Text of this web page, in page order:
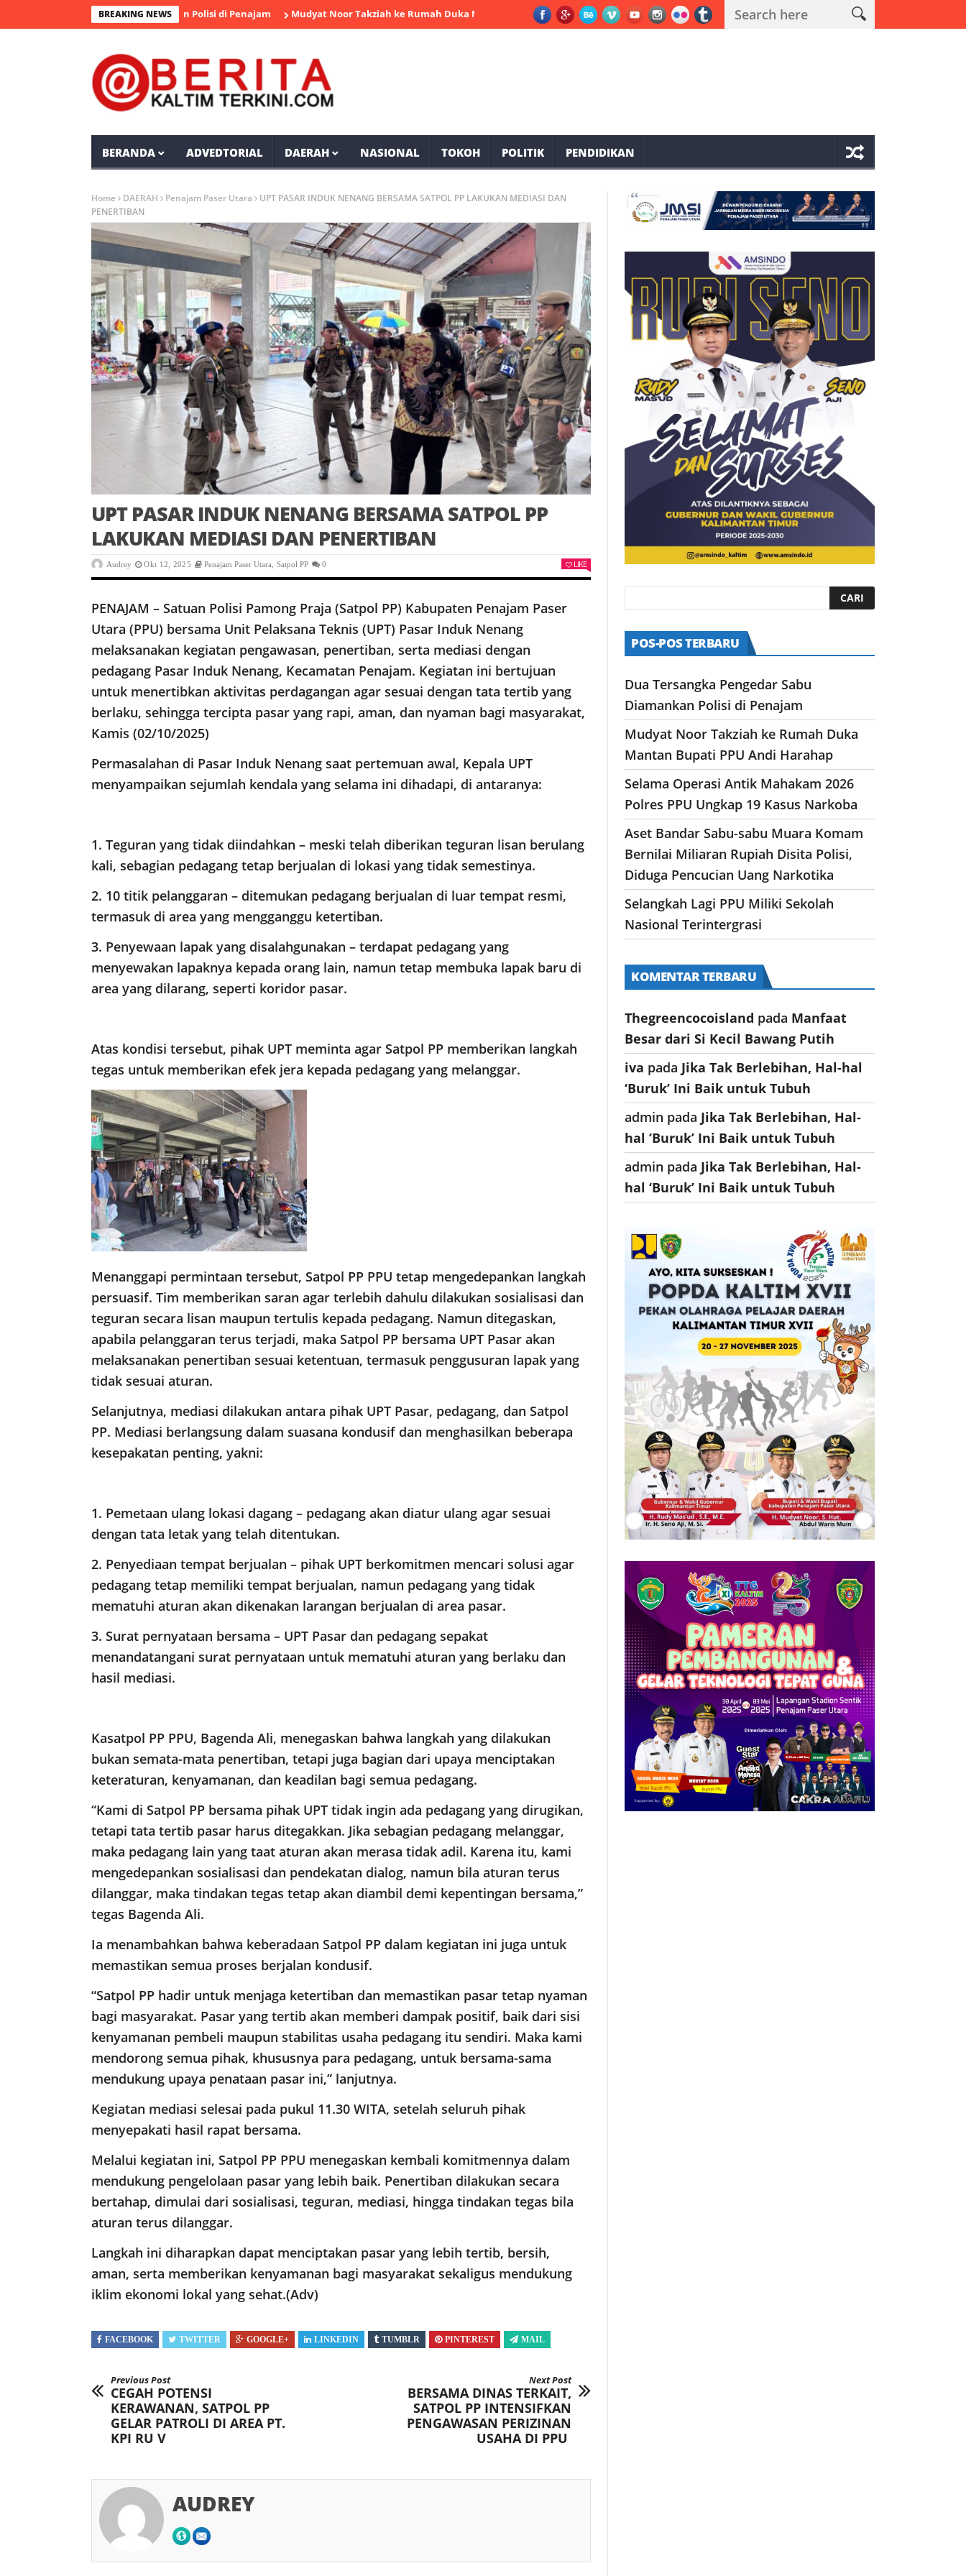
BREAKING NEWS
Pengedar Sabu Diamankan Polisi di Penajam Mudyat Noor Takziah ke Rumah Duka Mantan Bupati PPU Andi Harahap Selama Operasi Antik Mahakam 2026 Polres PPU Ungkap 19 Kasus Narkoba
BERANDA ADVEDTORIAL DAERAH NASIONAL TOKOH POLITIK PENDIDIKAN
Home DAERAH Penajam Paser Utara
UPT PASAR INDUK NENANG BERSAMA SATPOL PP LAKUKAN MEDIASI DAN
PENERTIBAN
UPT PASAR INDUK NENANG BERSAMA SATPOL PP
LAKUKAN MEDIASI DAN PENERTIBAN
Audrey Okt 12, 2025 Penajam Paser Utara Satpol PP 0 LIKE
PENAJAM – Satuan Polisi Pamong Praja (Satpol PP) Kabupaten Penajam Paser
Utara (PPU) bersama Unit Pelaksana Teknis (UPT) Pasar Induk Nenang
melaksanakan kegiatan pengawasan, penertiban, serta mediasi dengan
pedagang Pasar Induk Nenang, Kecamatan Penajam. Kegiatan ini bertujuan
untuk menertibkan aktivitas perdagangan agar sesuai dengan tata tertib yang
berlaku, sehingga tercipta pasar yang rapi, aman, dan nyaman bagi masyarakat,
Kamis (02/10/2025)
Permasalahan di Pasar Induk Nenang saat pertemuan awal, Kepala UPT
menyampaikan sejumlah kendala yang selama ini dihadapi, di antaranya:
1. Teguran yang tidak diindahkan – meski telah diberikan teguran lisan berulang
kali, sebagian pedagang tetap berjualan di lokasi yang tidak semestinya.
2. 10 titik pelanggaran – ditemukan pedagang berjualan di luar tempat resmi,
termasuk di area yang mengganggu ketertiban.
3. Penyewaan lapak yang disalahgunakan – terdapat pedagang yang
menyewakan lapaknya kepada orang lain, namun tetap membuka lapak baru di
area yang dilarang, seperti koridor pasar.
Atas kondisi tersebut, pihak UPT meminta agar Satpol PP memberikan langkah
tegas untuk memberikan efek jera kepada pedagang yang melanggar.
Menanggapi permintaan tersebut, Satpol PP PPU tetap mengedepankan langkah
persuasif. Tim memberikan saran agar terlebih dahulu dilakukan sosialisasi dan
teguran secara lisan maupun tertulis kepada pedagang. Namun ditegaskan,
apabila pelanggaran terus terjadi, maka Satpol PP bersama UPT Pasar akan
melaksanakan penertiban sesuai ketentuan, termasuk penggusuran lapak yang
tidak sesuai aturan.
Selanjutnya, mediasi dilakukan antara pihak UPT Pasar, pedagang, dan Satpol
PP. Mediasi berlangsung dalam suasana kondusif dan menghasilkan beberapa
kesepakatan penting, yakni:
1. Pemetaan ulang lokasi dagang – pedagang akan diatur ulang agar sesuai
dengan tata letak yang telah ditentukan.
2. Penyediaan tempat berjualan – pihak UPT berkomitmen mencari solusi agar
pedagang tetap memiliki tempat berjualan, namun pedagang yang tidak
mematuhi aturan akan dikenakan larangan berjualan di area pasar.
3. Surat pernyataan bersama – UPT Pasar dan pedagang sepakat
menandatangani surat pernyataan untuk mematuhi aturan yang berlaku dan
hasil mediasi.
Kasatpol PP PPU, Bagenda Ali, menegaskan bahwa langkah yang dilakukan
bukan semata-mata penertiban, tetapi juga bagian dari upaya menciptakan
keteraturan, kenyamanan, dan keadilan bagi semua pedagang.
“Kami di Satpol PP bersama pihak UPT tidak ingin ada pedagang yang dirugikan,
tetapi tata tertib pasar harus ditegakkan. Jika sebagian pedagang melanggar,
maka pedagang lain yang taat aturan akan merasa tidak adil. Karena itu, kami
mengedepankan sosialisasi dan pendekatan dialog, namun bila aturan terus
dilanggar, maka tindakan tegas tetap akan diambil demi kepentingan bersama,”
tegas Bagenda Ali.
Ia menambahkan bahwa keberadaan Satpol PP dalam kegiatan ini juga untuk
memastikan semua proses berjalan kondusif.
“Satpol PP hadir untuk menjaga ketertiban dan memastikan pasar tetap nyaman
bagi masyarakat. Pasar yang tertib akan memberi dampak positif, baik dari sisi
kenyamanan pembeli maupun stabilitas usaha pedagang itu sendiri. Maka kami
mendorong semua pihak, khususnya para pedagang, untuk bersama-sama
mendukung upaya penataan pasar ini,” lanjutnya.
Kegiatan mediasi selesai pada pukul 11.30 WITA, setelah seluruh pihak
menyepakati hasil rapat bersama.
Melalui kegiatan ini, Satpol PP PPU menegaskan kembali komitmennya dalam
mendukung pengelolaan pasar yang lebih baik. Penertiban dilakukan secara
bertahap, dimulai dari sosialisasi, teguran, mediasi, hingga tindakan tegas bila
aturan terus dilanggar.
Langkah ini diharapkan dapat menciptakan pasar yang lebih tertib, bersih,
aman, serta memberikan kenyamanan bagi masyarakat sekaligus mendukung
iklim ekonomi lokal yang sehat.(Adv)
FACEBOOK TWITTER GOOGLE+ LINKEDIN TUMBLR PINTEREST MAIL
Previous Post
CEGAH POTENSI
KERAWANAN, SATPOL PP
GELAR PATROLI DI AREA PT.
KPI RU V
Next Post
BERSAMA DINAS TERKAIT,
SATPOL PP INTENSIFKAN
PENGAWASAN PERIZINAN
USAHA DI PPU
AUDREY
POS-POS TERBARU
Dua Tersangka Pengedar Sabu
Diamankan Polisi di Penajam
Mudyat Noor Takziah ke Rumah Duka
Mantan Bupati PPU Andi Harahap
Selama Operasi Antik Mahakam 2026
Polres PPU Ungkap 19 Kasus Narkoba
Aset Bandar Sabu-sabu Muara Komam
Bernilai Miliaran Rupiah Disita Polisi,
Diduga Pencucian Uang Narkotika
Selangkah Lagi PPU Miliki Sekolah
Nasional Terintergrasi
KOMENTAR TERBARU
Thegreencocoisland pada Manfaat
Besar dari Si Kecil Bawang Putih
iva pada Jika Tak Berlebihan, Hal-hal
‘Buruk’ Ini Baik untuk Tubuh
admin pada Jika Tak Berlebihan, Hal-
hal ‘Buruk’ Ini Baik untuk Tubuh
admin pada Jika Tak Berlebihan, Hal-
hal ‘Buruk’ Ini Baik untuk Tubuh